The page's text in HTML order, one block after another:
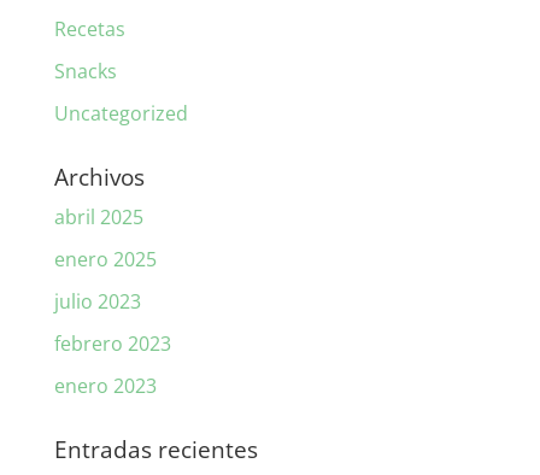
Recetas
Snacks
Uncategorized
Archivos
abril 2025
enero 2025
julio 2023
febrero 2023
enero 2023
Entradas recientes